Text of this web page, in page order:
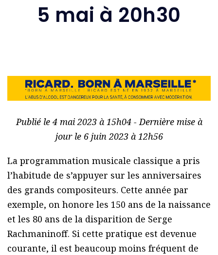
5 mai à 20h30
Publié le 4 mai 2023 à 15h04 - Dernière mise à
jour le 6 juin 2023 à 12h56
La programmation musicale classique a pris
l’habitude de s’appuyer sur les anniversaires
des grands compositeurs. Cette année par
exemple, on honore les 150 ans de la naissance
et les 80 ans de la disparition de Serge
Rachmaninoff. Si cette pratique est devenue
courante, il est beaucoup moins fréquent de